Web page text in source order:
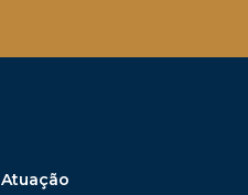
Atuação